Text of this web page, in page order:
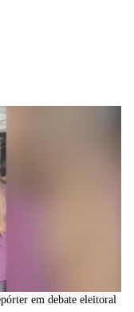
em debate eleitoral